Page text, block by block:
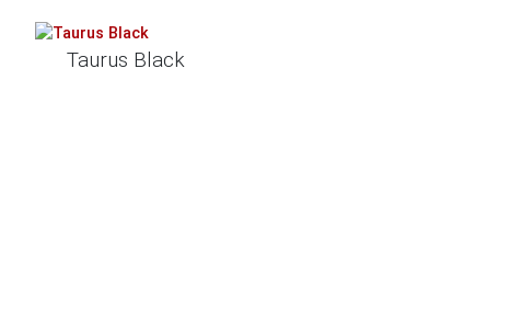
Taurus Black